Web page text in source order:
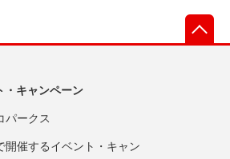
・キャンペーン
パークス
開催するイベント・キャン